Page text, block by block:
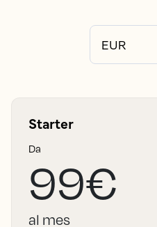
Starter
Da
99€
al mes